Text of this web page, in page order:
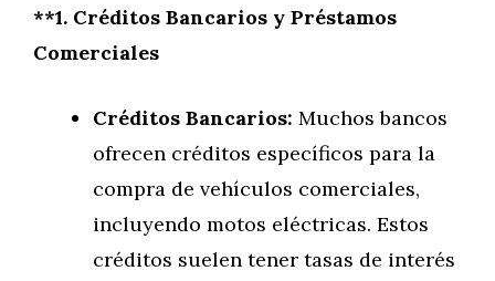
**1. Créditos Bancarios y Préstamos
Comerciales
Créditos Bancarios: Muchos bancos
ofrecen créditos específicos para la
compra de vehículos comerciales,
incluyendo motos eléctricas. Estos
créditos suelen tener tasas de interés